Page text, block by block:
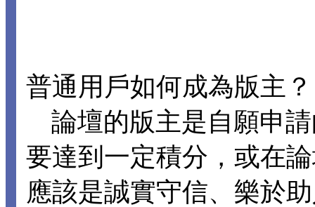
普通用戶如何成為版主？
論壇的版主是自願申
要達到一定積分，或在
應該是誠實守信、樂於